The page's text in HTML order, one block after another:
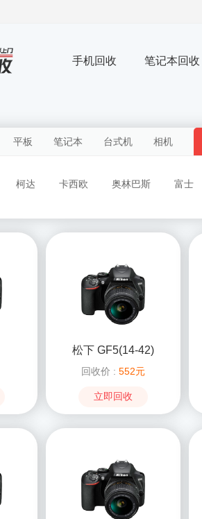
手机回收 笔记本回收
平板 笔记本 台式机 相机
柯达 卡西欧 奥林巴斯 富士
松下 GF5(14-42)
回收价 : 552元
立即回收